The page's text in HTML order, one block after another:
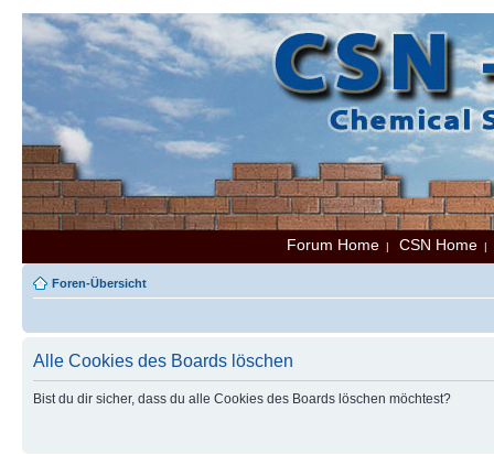
Forum Home | CSN Home
Foren-Übersicht
Alle Cookies des Boards löschen
Bist du dir sicher, dass du alle Cookies des Boards löschen möchtest?